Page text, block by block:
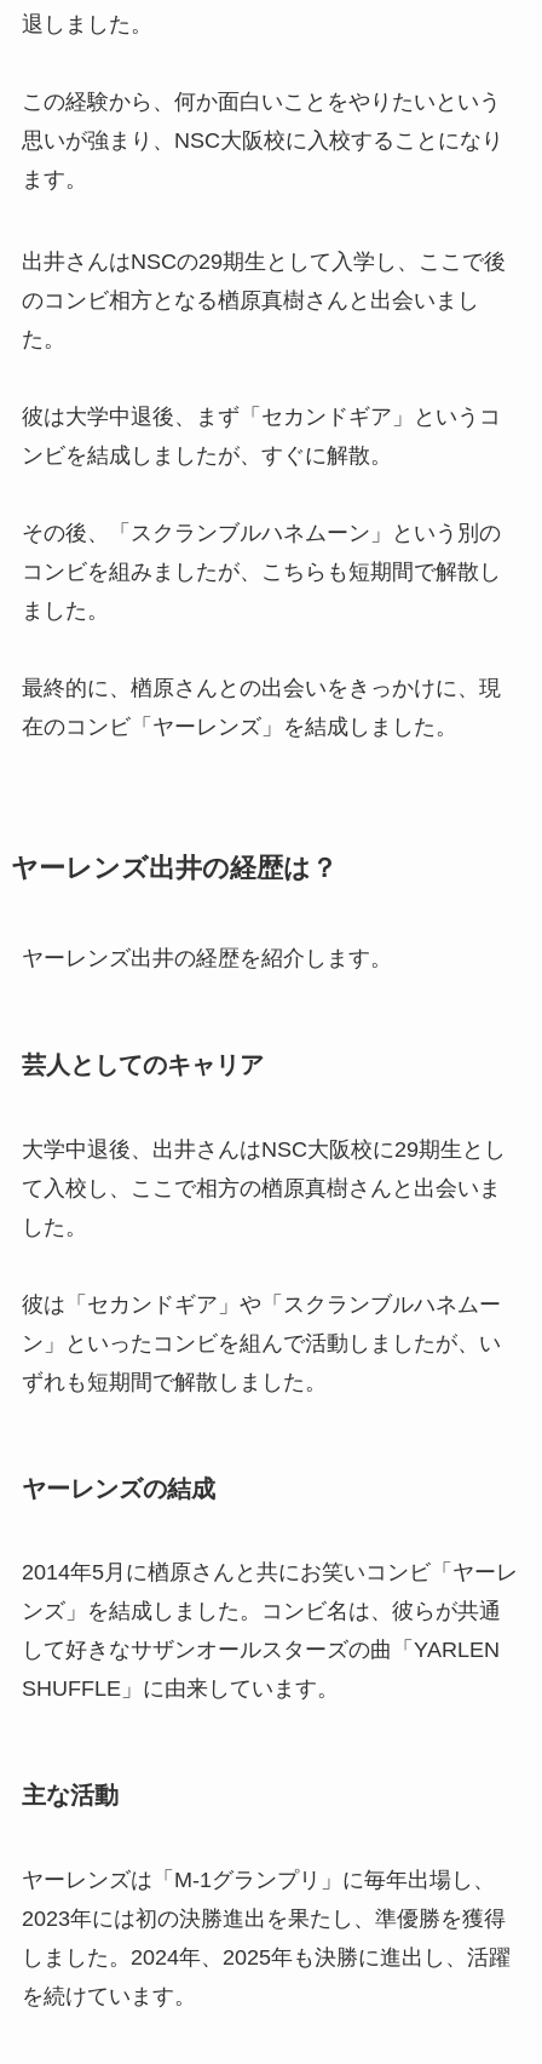
退しました。
この経験から、何か面白いことをやりたいという
思いが強まり、NSC大阪校に入校することになり
ます。
出井さんはNSCの29期生として入学し、ここで後
のコンビ相方となる楢原真樹さんと出会いまし
た。
彼は大学中退後、まず「セカンドギア」というコ
ンビを結成しましたが、すぐに解散。
その後、「スクランブルハネムーン」という別の
コンビを組みましたが、こちらも短期間で解散し
ました。
最終的に、楢原さんとの出会いをきっかけに、現
在のコンビ「ヤーレンズ」を結成しました。
ヤーレンズ出井の経歴は？
ヤーレンズ出井の経歴を紹介します。
芸人としてのキャリア
大学中退後、出井さんはNSC大阪校に29期生とし
て入校し、ここで相方の楢原真樹さんと出会いま
した。
彼は「セカンドギア」や「スクランブルハネムー
ン」といったコンビを組んで活動しましたが、い
ずれも短期間で解散しました。
ヤーレンズの結成
2014年5月に楢原さんと共にお笑いコンビ「ヤーレ
ンズ」を結成しました。コンビ名は、彼らが共通
して好きなサザンオールスターズの曲「YARLEN
SHUFFLE」に由来しています。
主な活動
ヤーレンズは「M-1グランプリ」に毎年出場し、
2023年には初の決勝進出を果たし、準優勝を獲得
しました。2024年、2025年も決勝に進出し、活躍
を続けています。